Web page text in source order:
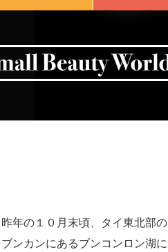
昨年の１０月末頃、タイ東北部の
ブンカンにあるブンコンロン湖に